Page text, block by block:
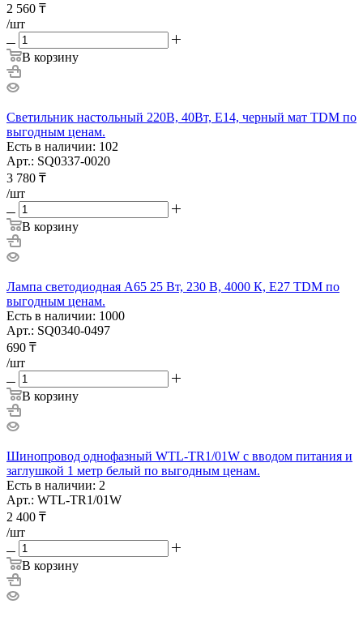
2 560 ₸
/шт
В корзину
Светильник настольный 220В, 40Вт, Е14, черный мат TDM по
выгодным ценам.
Есть в наличии: 102
Арт.: SQ0337-0020
3 780 ₸
/шт
В корзину
Лампа светодиодная А65 25 Вт, 230 В, 4000 К, E27 TDM по
выгодным ценам.
Есть в наличии: 1000
Арт.: SQ0340-0497
690 ₸
/шт
В корзину
Шинопровод однофазный WTL-TR1/01W c вводом питания и
заглушкой 1 метр белый по выгодным ценам.
Есть в наличии: 2
Арт.: WTL-TR1/01W
2 400 ₸
/шт
В корзину